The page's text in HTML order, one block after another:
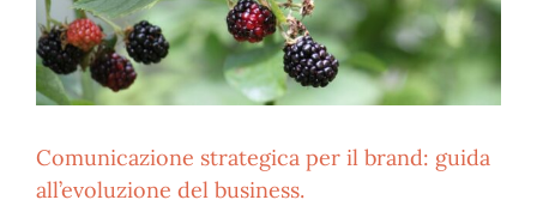
Comunicazione strategica per il brand: guida
all’evoluzione del business.